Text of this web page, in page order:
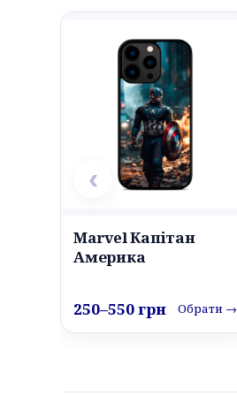
‹
Marvel Капітан
Америка
250–550 грн Обрати →